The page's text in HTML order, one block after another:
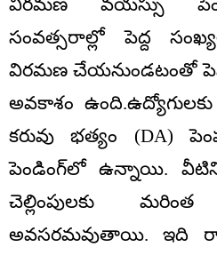
సంవత్సరాల్లో పెద్ద
విరమణ చేయనుండటంతో
అవకాశం
కరువు భత్యం (DA)
పెండింగ్‌లో ఉన్నాయి.
చెల్లింపులకు
అవసరమవుతాయి. ఇది